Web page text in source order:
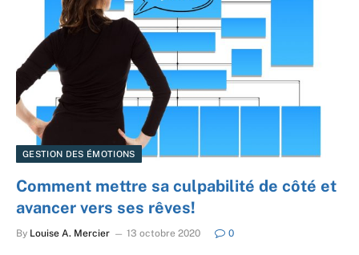
GESTION DES ÉMOTIONS
Comment mettre sa culpabilité de côté et
avancer vers ses rêves!
By Louise A. Mercier 13 octobre 2020 0